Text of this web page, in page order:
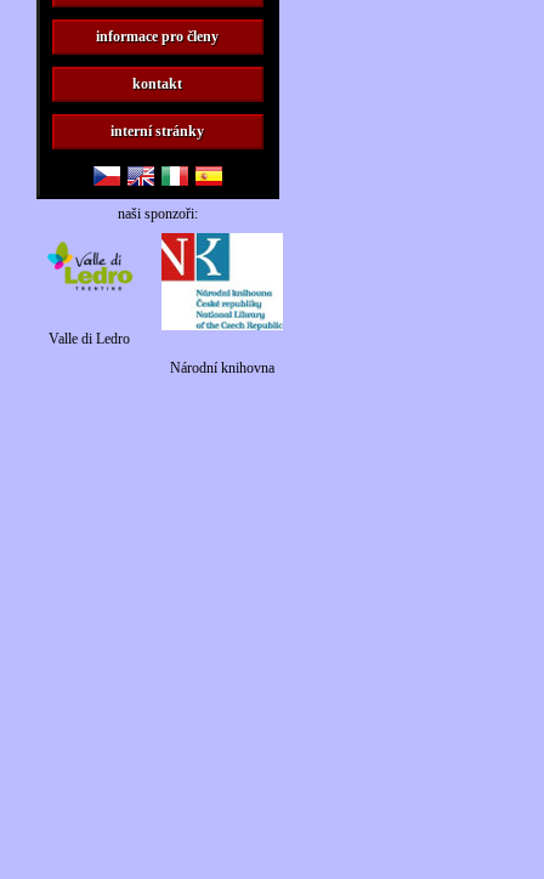
informace pro členy
kontakt
interní stránky
naši sponzoři:
Valle di Ledro
Národní knihovna